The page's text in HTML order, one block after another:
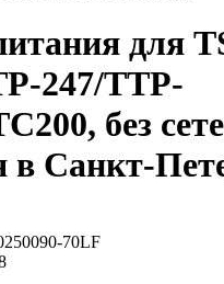
для
247/TTP-
без
в Санкт-
70LF